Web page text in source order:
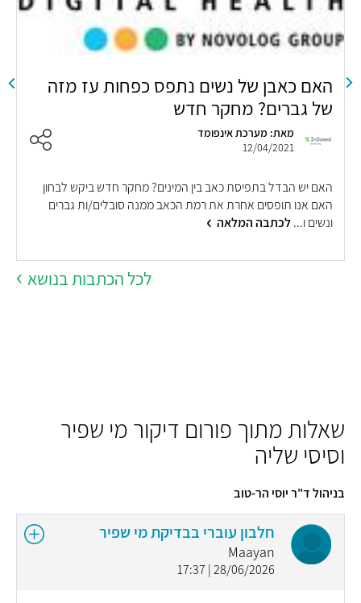
האם כאבן של נשים נתפס כפחות עז מזה
של גברים? מחקר חדש
מאת: מערכת אינפומד
12/04/2021
האם יש הבדל בתפיסת כאב בין המינים? מחקר חדש ביקש לבחון
האם אנו תופסים אחרת את רמת הכאב ממנה סובלים/ות גברים
ונשים ו...לכתבה המלאה
לכל הכתבות בנושא
שאלות מתוך פורום דיקור מי שפיר
וסיסי שליה
בניהול ד"ר יוסי הר-טוב
חלבון עוברי בבדיקת מי שפיר
Maayan
28/06/2026 | 17:37